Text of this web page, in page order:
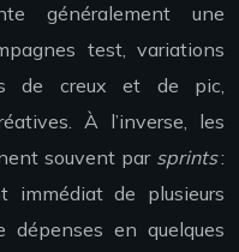
généralement une
test, variations
de creux et de pic,
À l’inverse, les
souvent par sprints:
immédiat de plusieurs
dépenses en quelques